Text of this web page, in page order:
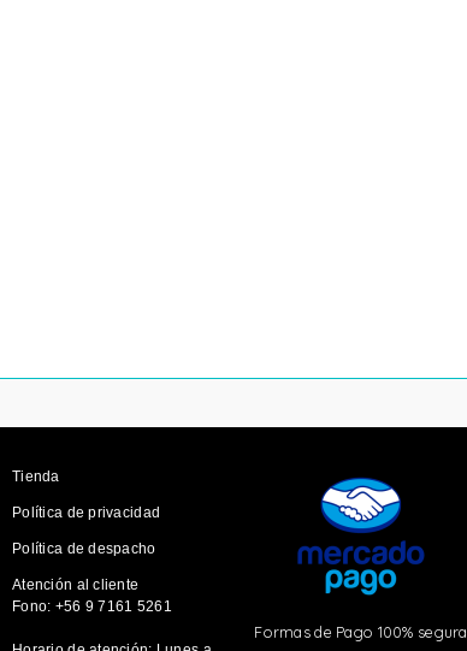
Tienda
Política de privacidad
Política de despacho
Atención al cliente
Fono: +56 9 7161 5261
Formas de Pago 100% segura